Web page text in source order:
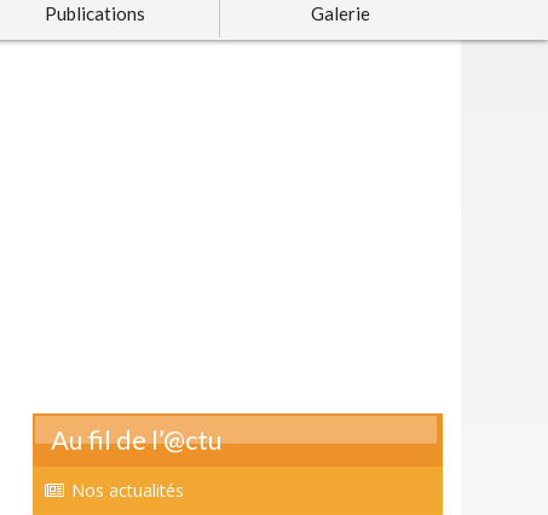
Publications Galerie
Au fil de l’@ctu
Nos actualités